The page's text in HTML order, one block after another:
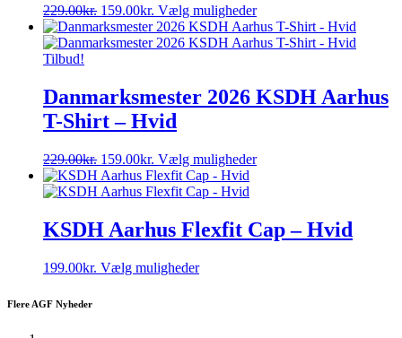
229.00kr. Den
oprindelige
pris
159.00kr. Den
aktuelle
pris
Vælg mulighederDette
vare
har
Mulighederne
kan
varesiden
Tilbud!
Danmarksmester 2026 KSDH Aarhus
T-Shirt – Hvid
229.00kr. Den
oprindelige
pris
229.00kr..
159.00kr. Den
aktuelle
pris
159.00kr..
Vælg mulighederDette
varianter.
Mulighederne
KSDH Aarhus Flexfit Cap – Hvid
199.00kr. Vælg mulighederDette
Flere AGF Nyheder